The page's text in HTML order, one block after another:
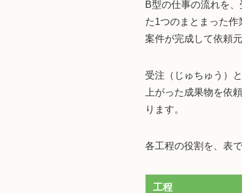
B型の仕事の流れを
た1つのまとまった
案件が完成して依頼
受注（じゅちゅう）
上がった成果物を依
ります。
各工程の役割を、表
工程